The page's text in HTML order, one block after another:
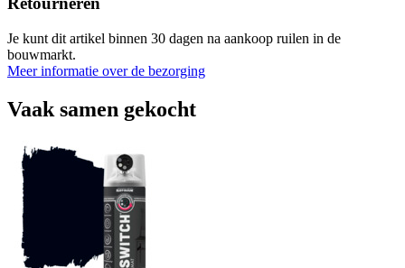
Je kunt dit artikel binnen 30 dagen na aankoop ruilen in de
bouwmarkt.
Meer informatie over de bezorging
Vaak samen gekocht